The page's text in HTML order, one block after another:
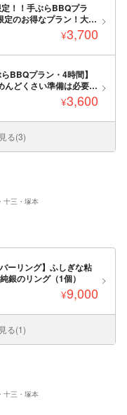
！！手ぶらBBQプラ
定のお得なプラン！大
キューレンタルなら＜
¥3,700
BBQプラン・4時間】
んどくさい準備は必要な
めます！大人数でわい
¥3,600
る(3)
十三・塚本
ーリング】ふしぎな粘
銀のリング（1個）
¥9,000
る(1)
十三・塚本